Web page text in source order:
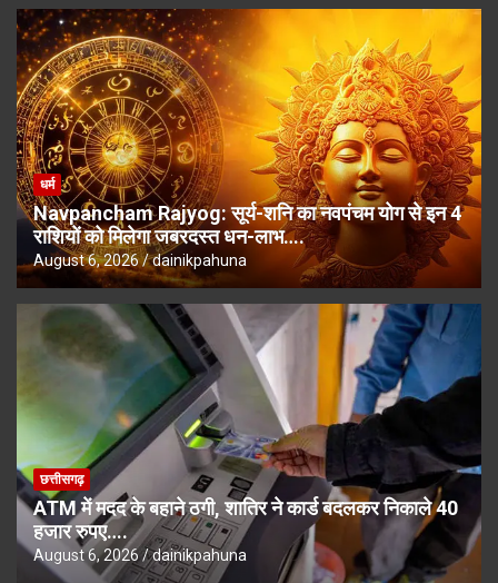
धर्म
Navpancham Rajyog: सूर्य-शनि का नवपंचम योग से इन 4
राशियों को मिलेगा जबरदस्त धन-लाभ….
August 6, 2026 dainikpahuna
छत्तीसगढ़
ATM में मदद के बहाने ठगी, शातिर ने कार्ड बदलकर निकाले 40
हजार रुपए….
August 6, 2026 dainikpahuna